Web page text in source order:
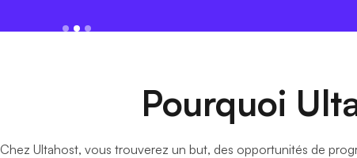
Pourquoi
Chez Ultahost, vous trouverez un but, des opportunités de